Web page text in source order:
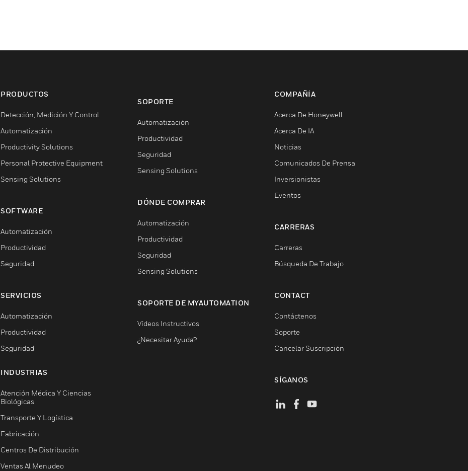
PRODUCTOS
Detección, Medición Y Control
Automatización
Productivity Solutions
Personal Protective Equipment
Sensing Solutions
SOFTWARE
Automatización
Productividad
Seguridad
SERVICIOS
Automatización
Productividad
Seguridad
INDUSTRIAS
Atención Médica Y Ciencias
Biológicas
Transporte Y Logística
Fabricación
Centros De Distribución
Ventas Al Menudeo
SOPORTE
Automatización
Productividad
Seguridad
Sensing Solutions
DÓNDE COMPRAR
Automatización
Productividad
Seguridad
Sensing Solutions
SOPORTE DE MYAUTOMATION
Vídeos Instructivos
¿Necesitar Ayuda?
COMPAÑÍA
Acerca De Honeywell
Acerca De IA
Noticias
Comunicados De Prensa
Inversionistas
Eventos
CARRERAS
Carreras
Búsqueda De Trabajo
CONTACT
Contáctenos
Soporte
Cancelar Suscripción
SÍGANOS